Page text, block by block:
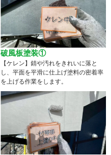
破風板塗装①
【ケレン】錆や汚れをきれいに落と
し、平面を平滑に仕上げ塗料の密着率
を上げる作業をします。